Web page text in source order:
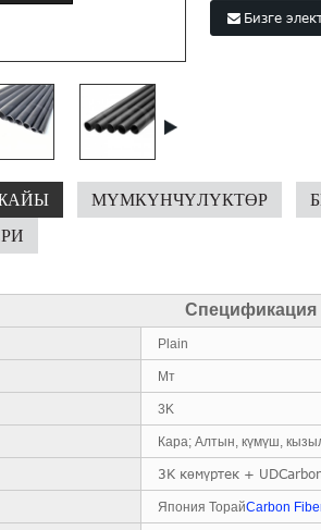
Бизге
МҮМКҮНЧҮЛҮКТӨР
Спецификация
Plain
Мт
3K
Кара; Алтын, күмүш,
3K көмүртек +
Япония ТорайCarbon